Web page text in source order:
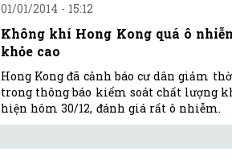
01/01/2014 - 15:12
Không khí Hong Kong quá ô
khỏe cao
Hong Kong đã cảnh báo cư dân giảm
trong thông báo kiểm soát chất lượng
hiện hôm 30/12, đánh giá rất ô nhiễm.